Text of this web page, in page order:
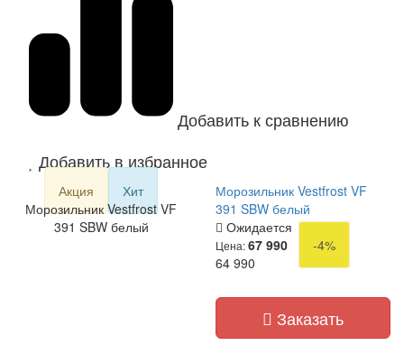
Добавить к сравнению
Добавить в избранное
Акция
Хит
Морозильник Vestfrost VF
391 SBW белый
Морозильник Vestfrost VF
391 SBW белый
Ожидается
Цена:67 990
-4%
64 990
Заказать